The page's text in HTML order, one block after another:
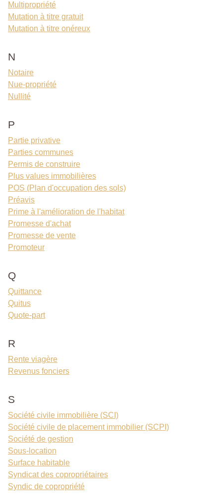
Multipropriété
Mutation à titre gratuit
Mutation à titre onéreux
N
Notaire
Nue-propriété
Nullité
P
Partie privative
Parties communes
Permis de construire
Plus values immobilières
POS (Plan d'occupation des sols)
Préavis
Prime à l'amélioration de l'habitat
Promesse d'achat
Promesse de vente
Promoteur
Q
Quittance
Quitus
Quote-part
R
Rente viagère
Revenus fonciers
S
Société civile immobilière (SCI)
Société civile de placement immobilier (SCPI)
Société de gestion
Sous-location
Surface habitable
Syndicat des copropriétaires
Syndic de copropriété